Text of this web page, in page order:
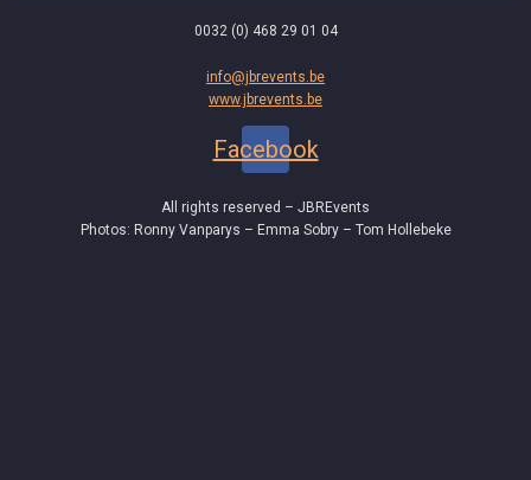
0032 (0) 468 29 01 04
info@jbrevents.be
www.jbrevents.be
Facebook
All rights reserved – JBREvents
Photos: Ronny Vanparys – Emma Sobry – Tom Hollebeke